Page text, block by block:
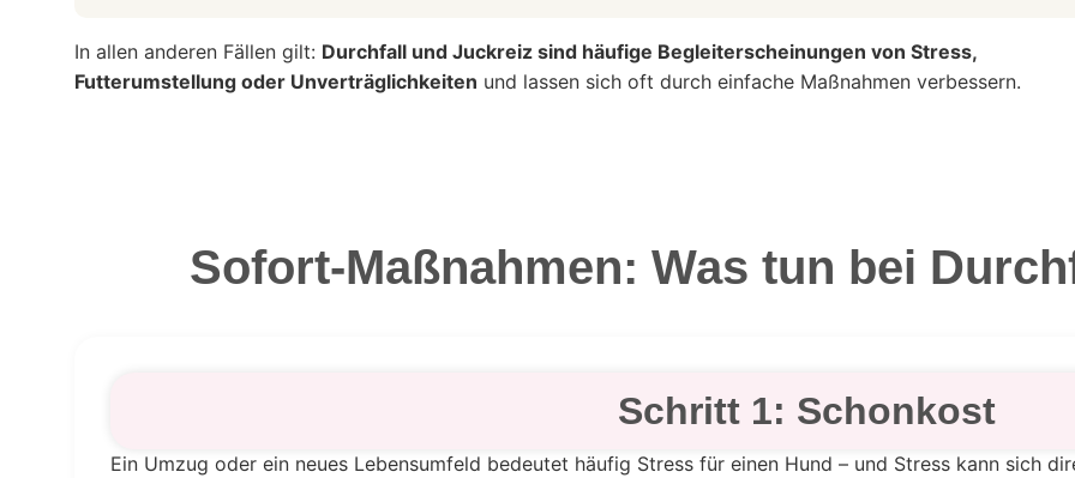
In allen anderen Fällen gilt: Durchfall und Juckreiz sind häufige Begleiterscheinungen von Stress,
Futterumstellung oder Unverträglichkeiten und lassen sich oft durch einfache Maßnahmen verbessern.
Sofort-Maßnahmen: Was tun bei
Schritt 1: Schonkost
Ein Umzug oder ein neues Lebensumfeld bedeutet häufig Stress für einen Hund – und Stress kann sich